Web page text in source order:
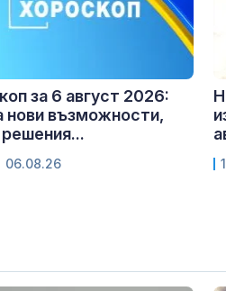
за 6 август 2026:
нови възможности,
06.08.26